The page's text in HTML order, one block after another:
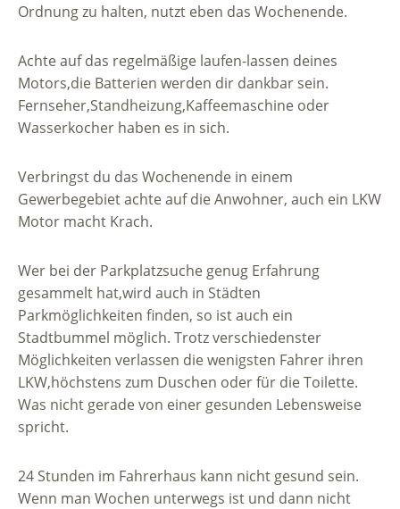
Ordnung zu halten, nutzt eben das Wochenende.
Achte auf das regelmäßige laufen-lassen deines
Motors,die Batterien werden dir dankbar sein.
Fernseher,Standheizung,Kaffeemaschine oder
Wasserkocher haben es in sich.
Verbringst du das Wochenende in einem
Gewerbegebiet achte auf die Anwohner, auch ein LKW
Motor macht Krach.
Wer bei der Parkplatzsuche genug Erfahrung
gesammelt hat,wird auch in Städten
Parkmöglichkeiten finden, so ist auch ein
Stadtbummel möglich. Trotz verschiedenster
Möglichkeiten verlassen die wenigsten Fahrer ihren
LKW,höchstens zum Duschen oder für die Toilette.
Was nicht gerade von einer gesunden Lebensweise
spricht.
24 Stunden im Fahrerhaus kann nicht gesund sein.
Wenn man Wochen unterwegs ist und dann nicht